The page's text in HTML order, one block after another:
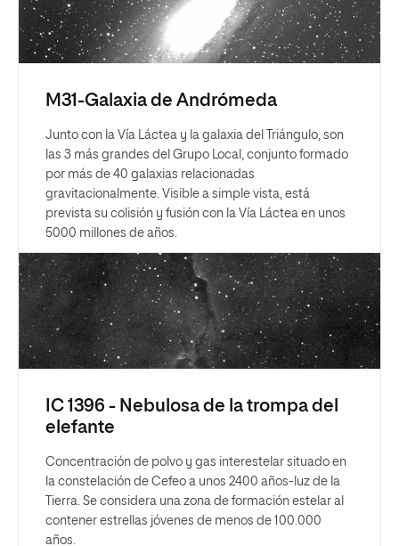
M31-Galaxia de Andrómeda
Junto con la Vía Láctea y la galaxia del Triángulo, son
las 3 más grandes del Grupo Local, conjunto formado
por más de 40 galaxias relacionadas
gravitacionalmente. Visible a simple vista, está
prevista su colisión y fusión con la Vía Láctea en unos
5000 millones de años.
IC 1396 - Nebulosa de la trompa del
elefante
Concentración de polvo y gas interestelar situado en
la constelación de Cefeo a unos 2400 años-luz de la
Tierra. Se considera una zona de formación estelar al
contener estrellas jóvenes de menos de 100.000
años.